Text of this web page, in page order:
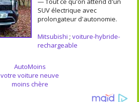
SUV électrique avec
prolongateur d'autonomie.
Mitsubishi ; voiture-hybride-
rechargeable
AutoMoins
votre voiture neuve
moins chère